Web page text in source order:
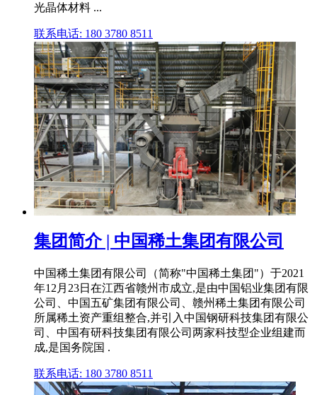
光晶体材料 ...
联系电话: 180 3780 8511
集团简介 | 中国稀土集团有限公司
中国稀土集团有限公司（简称"中国稀土集团"）于2021
年12月23日在江西省赣州市成立,是由中国铝业集团有限
公司、中国五矿集团有限公司、赣州稀土集团有限公司
所属稀土资产重组整合,并引入中国钢研科技集团有限公
司、中国有研科技集团有限公司两家科技型企业组建而
成,是国务院国 .
联系电话: 180 3780 8511